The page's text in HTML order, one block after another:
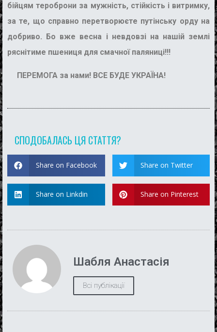
бійцям тероброни за мужність, стійкість і витримку,
за те, що справно перетворюєте путінську орду на
добриво. Бо вже весна і невдовзі на нашій землі
ряснітиме пшениця для смачної паляниці!!!
ПЕРЕМОГА за нами! ВСЕ БУДЕ УКРАЇНА!
СПОДОБАЛАСЬ ЦЯ СТАТТЯ?
Share on Facebook Share on Twitter
Share on Linkdin Share on Pinterest
Шабля Анастасія
Всі публікації